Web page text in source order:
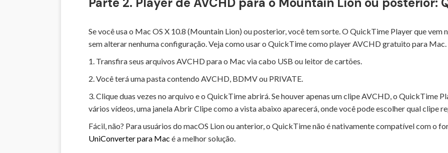
Se você usa o Mac OS X 10.8 (Mountain Lion) ou posterior, você tem sorte. O QuickTime Player que
sem alterar nenhuma configuração. Veja como usar o QuickTime como player AVCHD gratuito para Mac.
1. Transfira seus arquivos AVCHD para o Mac via cabo USB ou leitor de cartões.
2. Você terá uma pasta contendo AVCHD, BDMV ou PRIVATE.
3. Clique duas vezes no arquivo e o QuickTime abrirá. Se houver apenas um clipe AVCHD, o QuickTime
vários vídeos, uma janela Abrir Clipe como a vista abaixo aparecerá, onde você pode escolher qual clipe
Fácil, não? Para usuários do macOS Lion ou anterior, o QuickTime não é nativamente compatível com o
UniConverter para Mac é a melhor solução.